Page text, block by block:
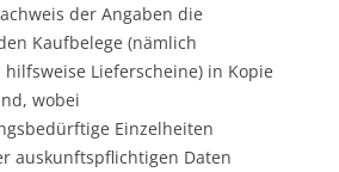
der Angaben die
Kaufbelege (nämlich
hilfsweise Lieferscheine) in Kopie
wobei
Einzelheiten
auskunftspflichtigen Daten